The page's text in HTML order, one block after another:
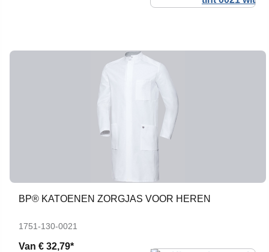
BP® KATOENEN ZORGJAS VOOR HEREN
1751-130-0021
Van € 32,79*